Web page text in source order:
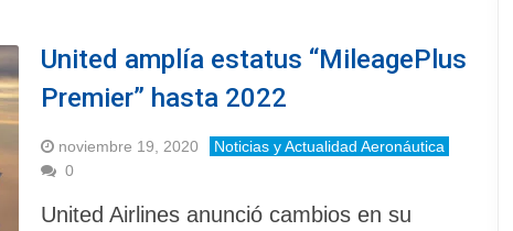
United amplía estatus “MileagePlus
Premier” hasta 2022
noviembre 19, 2020
Noticias y Actualidad Aeronáutica
0
United Airlines anunció cambios en su